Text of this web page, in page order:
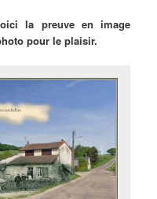
la preuve en image
pour le plaisir.